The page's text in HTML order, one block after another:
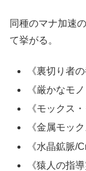
同種のマナ加速
て挙がる。
《裏切り者
《厳かなモ
《モックス
《金属モッ
《水晶鉱脈/
《猿人の指